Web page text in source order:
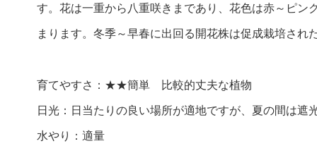
す。花は一重から八重咲きまであり、花色は赤～ピン
まります。冬季～早春に出回る開花株は促成栽培され
育てやすさ：★★簡単 比較的丈夫な植物
日光：日当たりの良い場所が適地ですが、夏の間は遮
水やり：適量